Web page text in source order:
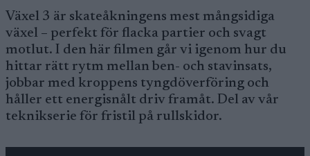
Växel 3 är skateåkningens mest mångsidiga
växel – perfekt för flacka partier och svagt
motlut. I den här filmen går vi igenom hur du
hittar rätt rytm mellan ben- och stavinsats,
jobbar med kroppens tyngdöverföring och
håller ett energisnålt driv framåt. Del av vår
teknikserie för fristil på rullskidor.